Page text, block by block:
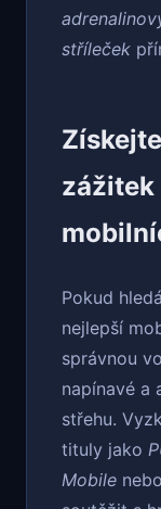
stříleček
zážitek
Pokud
nejlepší
správnou
napínavé a
střehu.
tituly jako
Mobile nebo